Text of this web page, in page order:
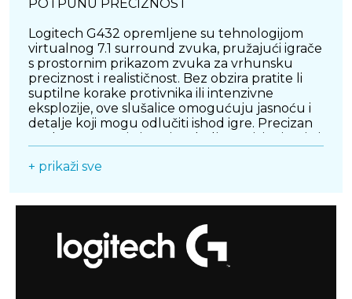
POTPUNU PRECIZNOST
Logitech G432 opremljene su tehnologijom
virtualnog 7.1 surround zvuka, pružajući igrače
s prostornim prikazom zvuka za vrhunsku
preciznost i realističnost. Bez obzira pratite li
suptilne korake protivnika ili intenzivne
eksplozije, ove slušalice omogućuju jasnoću i
detalje koji mogu odlučiti ishod igre. Precizan
scenarijima.
Logitech G432 dolaze s ugrađenim
mikrofonom s funkcijom poništavanja buke,
osiguravajući jasan prijenos glasa čak i u
+ prikaži sve